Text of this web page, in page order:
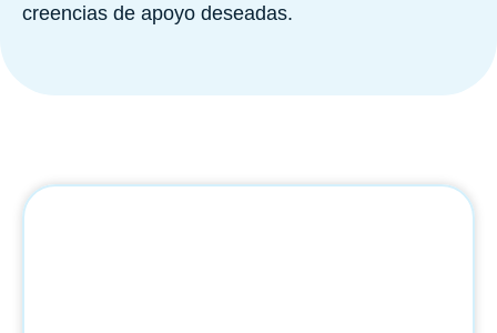
creencias de apoyo deseadas.